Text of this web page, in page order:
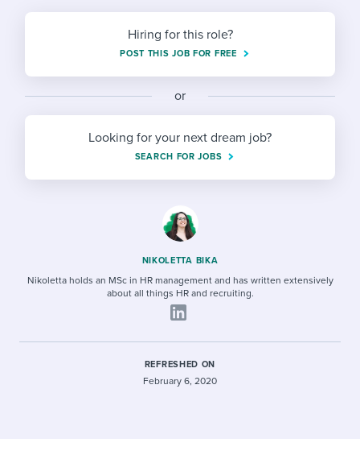
Developing & retaining people
Ensuring compliance
Finding and attracting people
Establishing an employer brand
Step-by-step tutorials
Free ebooks & reports
HR terms
Career development
Modern working life
Request a demo
Start a free trial
Hiring for this role?
POST THIS JOB FOR FREE
or
Looking for your next dream job?
SEARCH FOR JOBS
NIKOLETTA BIKA
Nikoletta holds an MSc in HR management and has written extensively
about all things HR and recruiting.
REFRESHED ON
February 6, 2020